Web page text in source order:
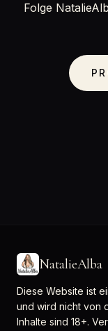
Folge
NatalieAlba
Diese Website ist
und wird nicht von
Inhalte sind 18+.